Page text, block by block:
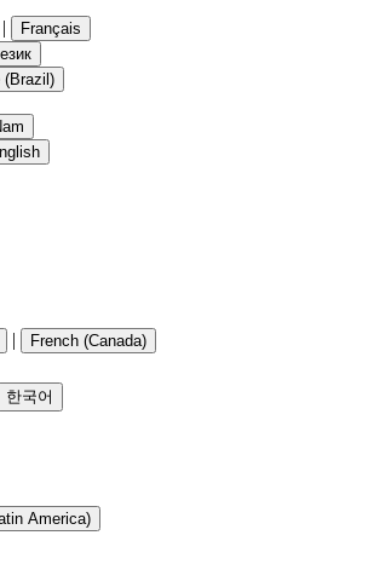
| Français
(Brazil)
| French (Canada)
한국어
America)